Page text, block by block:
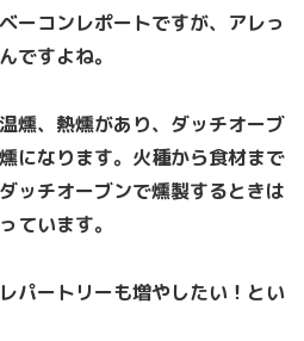
ーコンレポートですが、アレっ
ですよね。
燻、熱燻があり、ダッチオーブ
になります。火種から食材まで
ッチオーブンで燻製するときは
ています。
パートリーも増やしたい！とい